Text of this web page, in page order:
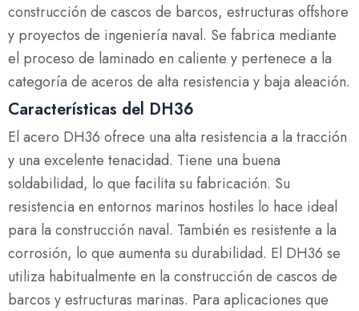
construcción de cascos de barcos, estructuras offshore
y proyectos de ingeniería naval. Se fabrica mediante
el proceso de laminado en caliente y pertenece a la
categoría de aceros de alta resistencia y baja aleación.
Características del DH36
El acero DH36 ofrece una alta resistencia a la tracción
y una excelente tenacidad. Tiene una buena
soldabilidad, lo que facilita su fabricación. Su
resistencia en entornos marinos hostiles lo hace ideal
para la construcción naval. También es resistente a la
corrosión, lo que aumenta su durabilidad. El DH36 se
utiliza habitualmente en la construcción de cascos de
barcos y estructuras marinas. Para aplicaciones que